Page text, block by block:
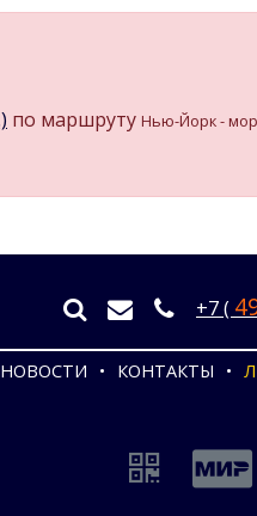
по маршруту Нью-Йорк -
+7 (
НОВОСТИ КОНТАКТЫ